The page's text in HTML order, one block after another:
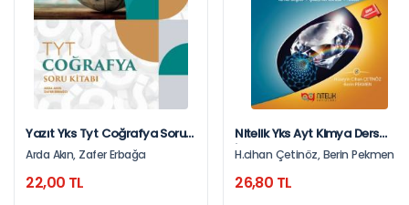
Yazıt Yks Tyt Coğrafya Soru
Kitabı *Yeni*Arda Akın, Zafer Erbağcı
22,00 TL
Nitelik Yks Ayt Kimya Ders
İşleme Kitabı
H.cihan Çetinöz, Berin Pekmen
26,80 TL